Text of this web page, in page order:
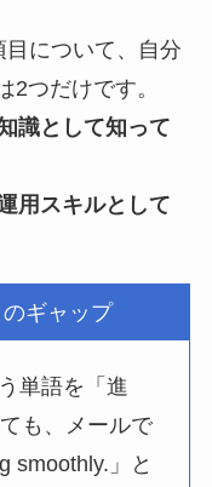
について、自分
2つだけです。
識として知って
用スキルとして
のギャップ
単語を「進
も、メールで
smoothly.」と